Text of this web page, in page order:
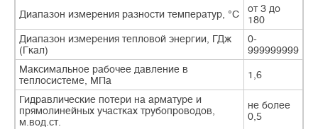
Диапазон измерения разности температур, °С
от 3 до
180
Диапазон измерения тепловой энергии, ГДж
(Гкал)
0-
999999999
Максимальное рабочее давление в
теплосистеме, МПа
1,6
Гидравлические потери на арматуре и
прямолинейных участках трубопроводов,
м.вод.ст.
не более
0,5